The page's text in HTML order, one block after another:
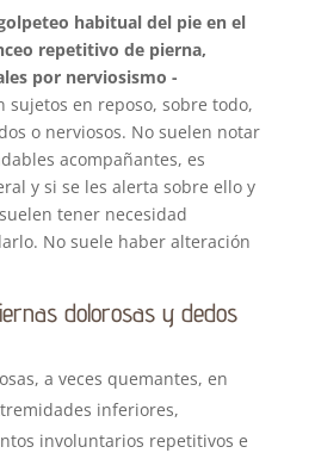
habitual del pie en el
repetitivo de pierna,
por nerviosismo -
sujetos en reposo, sobre todo,
o nerviosos. No suelen notar
acompañantes, es
y si se les alerta sobre ello y
tener necesidad
No suele haber alteración
dolorosas y dedos
a veces quemantes, en
inferiores,
involuntarios repetitivos e